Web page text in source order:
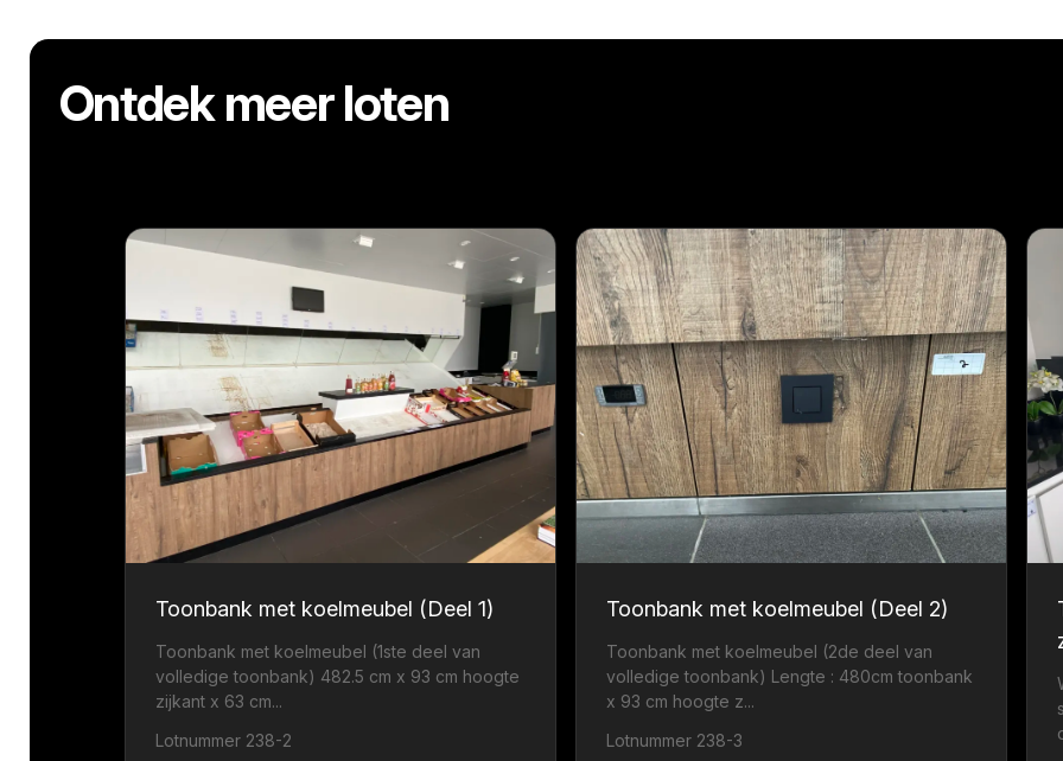
Ontdek meer loten
Toonbank met koelmeubel (Deel 1)
Toonbank met koelmeubel (1ste deel van
volledige toonbank) 482.5 cm x 93 cm hoogte
zijkant x 63 cm...
Lotnummer 238-2
Toonbank met koelmeubel (Deel 2)
Toonbank met koelmeubel (2de deel van
volledige toonbank) Lengte : 480cm toonbank
x 93 cm hoogte z...
Lotnummer 238-3